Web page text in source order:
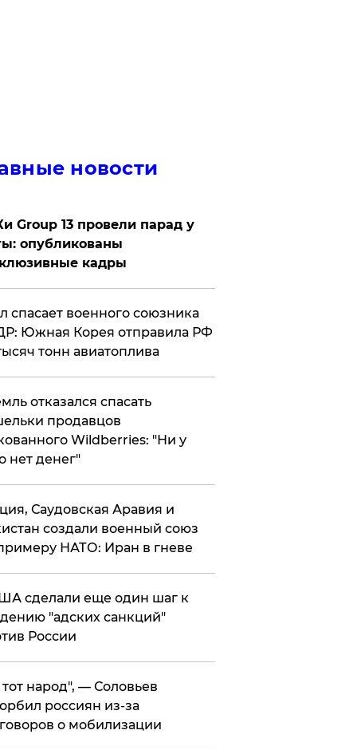
новости
Group 13 провели парад у
опубликованы
кадры
спасает военного союзника
Южная Корея отправила РФ
тонн авиатоплива
отказался спасать
продавцов
Wildberries: "Ни у
нет денег"
Саудовская Аравия и
создали военный союз
НАТО: Иран в гневе
сделали еще один шаг к
"адских санкций"
России
народ", — Соловьев
россиян из-за
о мобилизации